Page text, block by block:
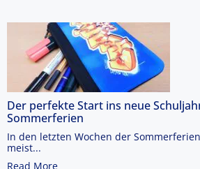
Der perfekte Start ins neue
Sommerferien
In den letzten Wochen der
meist...
Read More